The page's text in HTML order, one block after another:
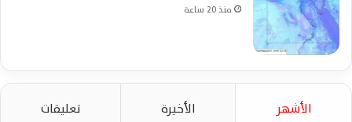
منذ 20 ساعة
الأشهر الأخيرة تعليقات